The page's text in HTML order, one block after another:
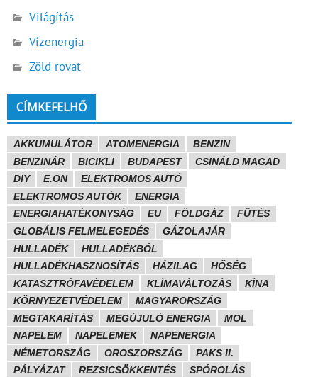
Világítás
Vízenergia
Zöld rovat
CÍMKEFELHŐ
AKKUMULÁTOR ATOMENERGIA
BENZIN
BENZINÁR
BICIKLI BUDAPEST
CSINÁLD MAGAD
DIY
E.ON
ELEKTROMOS AUTÓ
ELEKTROMOS AUTÓK
ENERGIA
ENERGIAHATÉKONYSÁG
EU FÖLDGÁZ
FŰTÉS
GLOBÁLIS FELMELEGEDÉS
GÁZOLAJÁR
HULLADÉK
HULLADÉKBÓL
HULLADÉKHASZNOSÍTÁS
HÁZILAG
HŐSÉG
KATASZTRÓFAVÉDELEM
KLÍMAVÁLTOZÁS
KÍNA
KÖRNYEZETVÉDELEM
MAGYARORSZÁG
MEGTAKARÍTÁS
MEGÚJULÓ ENERGIA
MOL
NAPELEM
NAPELEMEK
NAPENERGIA
NÉMETORSZÁG
OROSZORSZÁG
PAKS II.
PÁLYÁZAT
REZSICSÖKKENTÉS
SPÓROLÁS